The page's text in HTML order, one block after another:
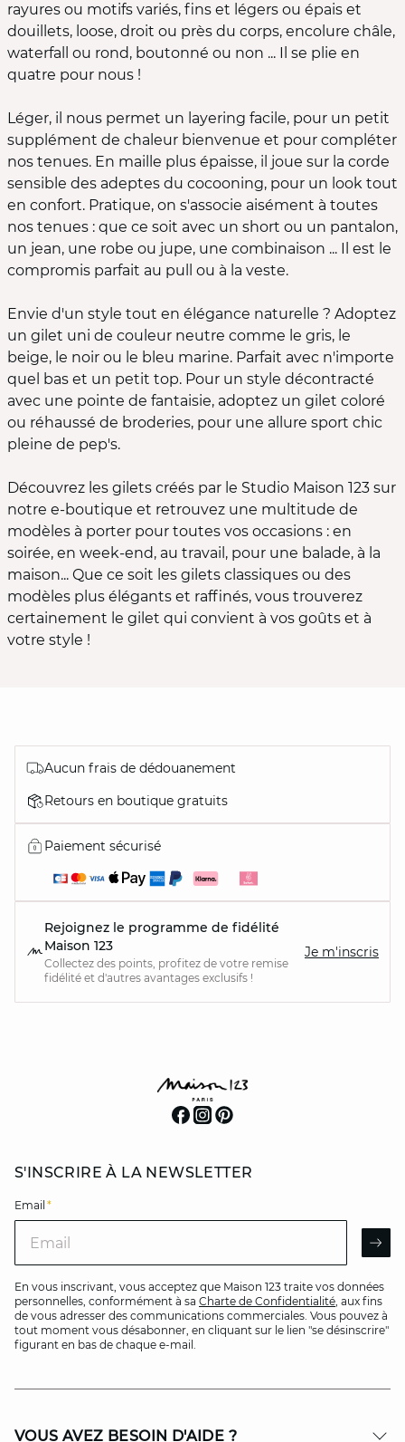
rayures ou motifs variés, fins et légers ou épais et
douillets, loose, droit ou près du corps, encolure châle,
waterfall ou rond, boutonné ou non ... Il se plie en
quatre pour nous !
Léger, il nous permet un layering facile, pour un petit
supplément de chaleur bienvenue et pour compléter
nos tenues. En maille plus épaisse, il joue sur la corde
sensible des adeptes du cocooning, pour un look tout
en confort. Pratique, on s'associe aisément à toutes
nos tenues : que ce soit avec un short ou un pantalon,
un jean, une robe ou jupe, une combinaison ... Il est le
compromis parfait au pull ou à la veste.
Envie d'un style tout en élégance naturelle ? Adoptez
un gilet uni de couleur neutre comme le gris, le
beige, le noir ou le bleu marine. Parfait avec n'importe
quel bas et un petit top. Pour un style décontracté
avec une pointe de fantaisie, adoptez un gilet coloré
ou réhaussé de broderies, pour une allure sport chic
pleine de pep's.
Découvrez les gilets créés par le Studio Maison 123 sur
notre e-boutique et retrouvez une multitude de
modèles à porter pour toutes vos occasions : en
soirée, en week-end, au travail, pour une balade, à la
maison... Que ce soit les gilets classiques ou des
modèles plus élégants et raffinés, vous trouverez
certainement le gilet qui convient à vos goûts et à
votre style !
Aucun frais de dédouanement
Retours en boutique gratuits
Paiement sécurisé
Rejoignez le programme de fidélité
Maison 123
Collectez des points, profitez de votre remise
fidélité et d'autres avantages exclusifs !
Je m'inscris
S'INSCRIRE À LA NEWSLETTER
Email *
En vous inscrivant, vous acceptez que Maison 123 traite vos données
personnelles, conformément à sa Charte de Confidentialité, aux fins
de vous adresser des communications commerciales. Vous pouvez à
tout moment vous désabonner, en cliquant sur le lien "se désinscrire"
figurant en bas de chaque e-mail.
VOUS AVEZ BESOIN D'AIDE ?